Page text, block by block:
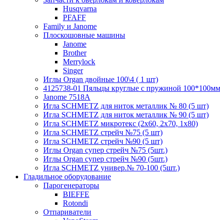
Husqvarna
PFAFF
Family и Janome
Плоскошовные машины
Janome
Brother
Merrylock
Singer
Иглы Organ двойные 100\4 ( 1 шт)
4125738-01 Пяльцы круглые с пружиной
Janome 7518A
Игла SCHMETZ для ниток металлик № 80 (5 шт)
Игла SCHMETZ для ниток металлик № 90 (5 шт)
Игла SCHMETZ микротекс (2х60, 2х70, 1х80)
Игла SCHMETZ стрейч №75 (5 шт)
Игла SCHMETZ стрейч №90 (5 шт)
Иглы Organ супер стрейч №75 (5шт.)
Иглы Organ супер стрейч №90 (5шт.)
Игла SCHMETZ универ.№ 70-100 (5шт.)
Гладильное оборудование
Парогенераторы
BIEFFE
Rotondi
Отпариватели